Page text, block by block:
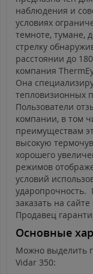
наблюдения и
условиях
темноте, тумане,
стрелку
расстоянии до
компания
Она
тепловизионных
Пользователи
компании, в том
преимуществам
высокую
хорошего
режимов
условий
ударопрочность.
заказать на
Продавец
Основные
Можно выделить
Vidar 350: